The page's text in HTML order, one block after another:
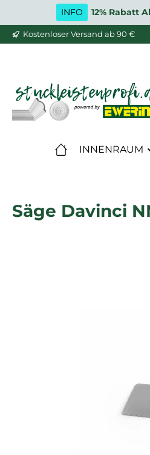
Hauptinhalt springen
Zur Suche springen
Zur Hauptnavigation
INFO 12% Rabatt
Kostenloser Versand ab 90 €
INNENRAUM
Säge Davinci